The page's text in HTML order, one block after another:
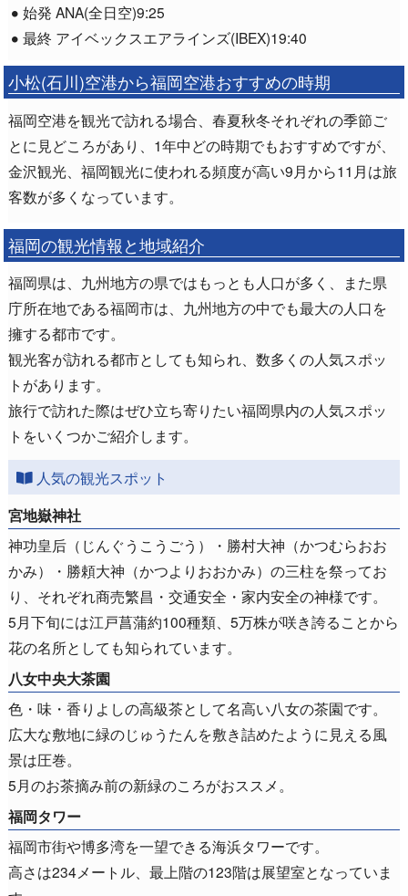
始発 ANA(全日空)9:25
最終 アイベックスエアラインズ(IBEX)19:40
小松(石川)空港から福岡空港おすすめの時期
福岡空港を観光で訪れる場合、春夏秋冬それぞれの季節ご
とに見どころがあり、1年中どの時期でもおすすめですが、
金沢観光、福岡観光に使われる頻度が高い9月から11月は旅
客数が多くなっています。
福岡の観光情報と地域紹介
福岡県は、九州地方の県ではもっとも人口が多く、また県
庁所在地である福岡市は、九州地方の中でも最大の人口を
擁する都市です。
観光客が訪れる都市としても知られ、数多くの人気スポッ
トがあります。
旅行で訪れた際はぜひ立ち寄りたい福岡県内の人気スポッ
トをいくつかご紹介します。
人気の観光スポット
宮地嶽神社
神功皇后（じんぐうこうごう）・勝村大神（かつむらおお
かみ）・勝頼大神（かつよりおおかみ）の三柱を祭ってお
り、それぞれ商売繁昌・交通安全・家内安全の神様です。
5月下旬には江戸菖蒲約100種類、5万株が咲き誇ることから
花の名所としても知られています。
八女中央大茶園
色・味・香りよしの高級茶として名高い八女の茶園です。
広大な敷地に緑のじゅうたんを敷き詰めたように見える風
景は圧巻。
5月のお茶摘み前の新緑のころがおススメ。
福岡タワー
福岡市街や博多湾を一望できる海浜タワーです。
高さは234メートル、最上階の123階は展望室となっていま